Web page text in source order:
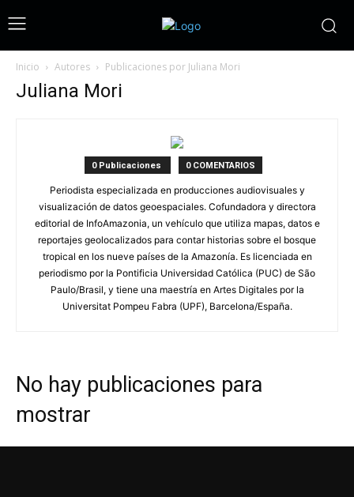
Inicio Autores Publicaciones por Juliana Mori
Juliana Mori
0 Publicaciones 0 COMENTARIOS
Periodista especializada en producciones audiovisuales y
visualización de datos geoespaciales. Cofundadora y directora
editorial de InfoAmazonia, un vehículo que utiliza mapas, datos e
reportajes geolocalizados para contar historias sobre el bosque
tropical en los nueve países de la Amazonía. Es licenciada en
periodismo por la Pontificia Universidad Católica (PUC) de São
Paulo/Brasil, y tiene una maestría en Artes Digitales por la
Universitat Pompeu Fabra (UPF), Barcelona/España.
No hay publicaciones para
mostrar